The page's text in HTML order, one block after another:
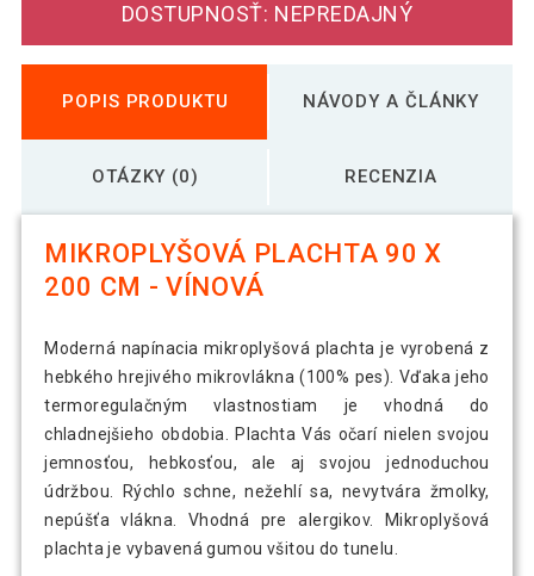
DOSTUPNOSŤ: NEPREDAJNÝ
POPIS PRODUKTU NÁVODY A ČLÁNKY
OTÁZKY (0) RECENZIA
MIKROPLYŠOVÁ PLACHTA 90 X
200 CM - VÍNOVÁ
Moderná napínacia mikroplyšová plachta je vyrobená z
hebkého hrejivého mikrovlákna (100% pes). Vďaka jeho
termoregulačným vlastnostiam je vhodná do
chladnejšieho obdobia. Plachta Vás očarí nielen svojou
jemnosťou, hebkosťou, ale aj svojou jednoduchou
údržbou. Rýchlo schne, nežehlí sa, nevytvára žmolky,
nepúšťa vlákna. Vhodná pre alergikov. Mikroplyšová
plachta je vybavená gumou všitou do tunelu.